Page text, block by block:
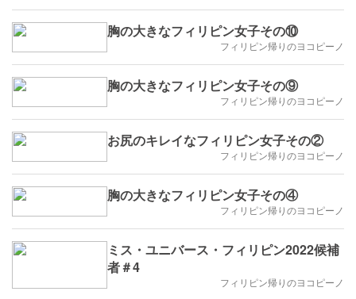
胸の大きなフィリピン女子その⑩
フィリピン帰りのヨコピーノ
胸の大きなフィリピン女子その⑨
フィリピン帰りのヨコピーノ
お尻のキレイなフィリピン女子その②
フィリピン帰りのヨコピーノ
胸の大きなフィリピン女子その④
フィリピン帰りのヨコピーノ
ミス・ユニバース・フィリピン2022候補
者＃4
フィリピン帰りのヨコピーノ